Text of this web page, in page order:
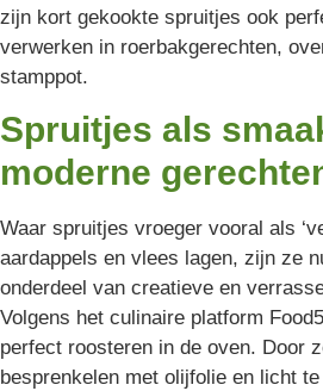
zijn kort gekookte spruitjes ook
verwerken in roerbakgerechten,
stamppot.
Spruitjes als
moderne
Waar spruitjes vroeger vooral als
aardappels en vlees lagen, zijn ze
onderdeel van creatieve en
Volgens het culinaire platform
perfect roosteren in de oven. Door
besprenkelen met olijfolie en licht